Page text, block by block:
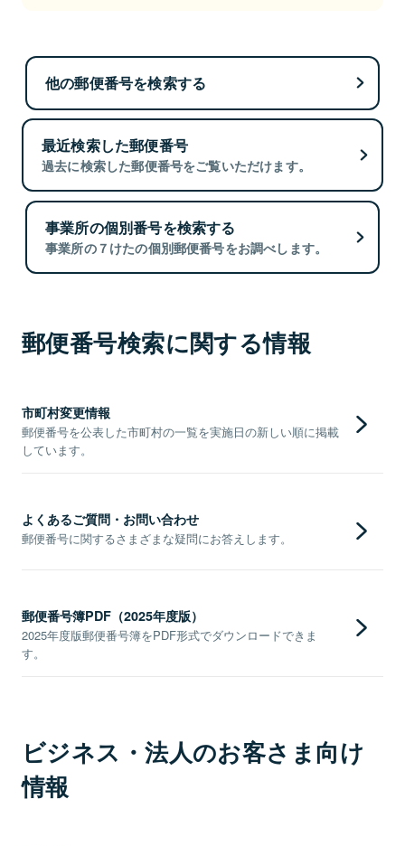
他の郵便番号を検索する
最近検索した郵便番号
過去に検索した郵便番号をご覧いただけます。
事業所の個別番号を検索する
事業所の７けたの個別郵便番号をお調べします。
郵便番号検索に関する情報
市町村変更情報
郵便番号を公表した市町村の一覧を実施日の新しい順に掲載
しています。
よくあるご質問・お問い合わせ
郵便番号に関するさまざまな疑問にお答えします。
郵便番号簿PDF（2025年度版）
2025年度版郵便番号簿をPDF形式でダウンロードできま
す。
ビジネス・法人のお客さま向け
情報